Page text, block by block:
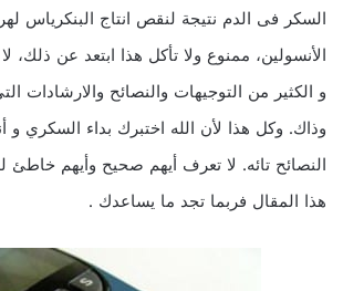
السكر فى الدم نتيجة لنقص انتاج البنكرياس
الأنسولين، ممنوع ولا تأكل هذا ابتعد عن ذلك،
و الكثير من التوجيهات والنصائح والارشادات
وذاك. وكل هذا لأن الله اختبرك بداء
النصائح تائه. لا تعرف أيهم صحيح وأيهم
هذا المقال فربما تجد ما يساعدك .